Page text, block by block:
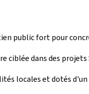
public fort pour
ciblée dans des projets
locales et dotés